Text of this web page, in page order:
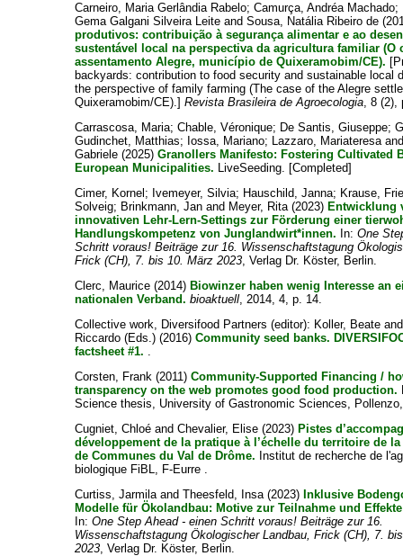
Carneiro, Maria Gerlândia Rabelo;Camurça, Andréa Machado;
Gema Galgani Silveira Leite andSousa, Natália Ribeiro de
produtivos: contribuição à segurança alimentar e ao
sustentável local na perspectiva da agricultura familiar (O
assentamento Alegre, município de Quixeramobim/CE).
backyards: contribution to food security and sustainable local
the perspective of family farming (The case of the Alegre
Quixeramobim/CE).]Revista Brasileira de Agroecologia, 8 (2),
Carrascosa, Maria;Chable, Véronique; De Santis, Giuseppe;
Gudinchet, Matthias; Iossa, Mariano; Lazzaro, Mariateresa
Gabriele (2025)Granollers Manifesto: Fostering Cultivated
European Municipalities. LiveSeeding. [Completed]
Cimer, Kornel ; Ivemeyer, Silvia; Hauschild, Janna; Krause,
Solveig; Brinkmann, Jan and Meyer, Rita(2023) Entwicklung
innovativen Lehr-Lern-Settings zur Förderung einer
Handlungskompetenz von Junglandwirt*innen. In:One
Schritt voraus! Beiträge zur 16. Wissenschaftstagung
Frick (CH), 7. bis 10. März 2023, Verlag Dr. Köster, Berlin.
Clerc, Maurice (2014) Biowinzer haben wenig Interesse an
nationalen Verband. bioaktuell, 2014, 4, p. 14.
Collective work, Diversifood Partners (editor): Koller, Beate
Riccardo (Eds.) (2016)Community seed banks.
factsheet #1. .
Corsten, Frank (2011)Community-Supported Financing /
transparency on the web promotes good food production.
Science thesis, University of Gastronomic Sciences,
Cugniet, Chloé andChevalier, Elise (2023) Pistes
développement de la pratique à l’échelle du territoire de
de Communes du Val de Drôme. Institut de recherche de
biologique FiBL, F-Eurre .
Curtiss, JarmilaandTheesfeld, Insa(2023) Inklusive
Modelle für Ökolandbau: Motive zur Teilnahme und
In:One Step Ahead - einen Schritt voraus! Beiträge zur 16.
Wissenschaftstagung Ökologischer Landbau, Frick (CH), 7.
2023, Verlag Dr. Köster, Berlin.